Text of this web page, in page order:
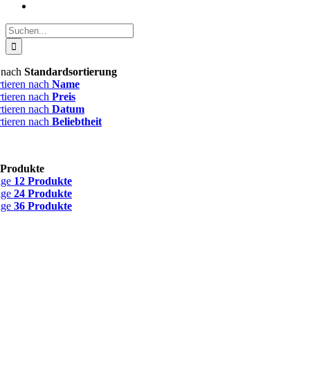
Suche
nach:
Standardsortierung
nach Name
nach Preis
nach Datum
nach Beliebtheit
12 Produkte
24 Produkte
36 Produkte